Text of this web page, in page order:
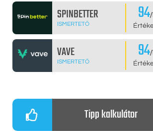
SPINBETTER
ISMERTETŐ 94/
VAVE
ISMERTETŐ 94/
Tipp kalkulátor